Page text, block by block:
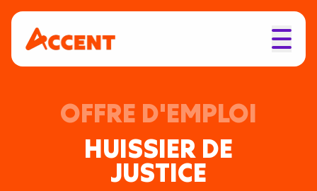
OFFRE D'EMPLOI
HUISSIER DE
JUSTICE